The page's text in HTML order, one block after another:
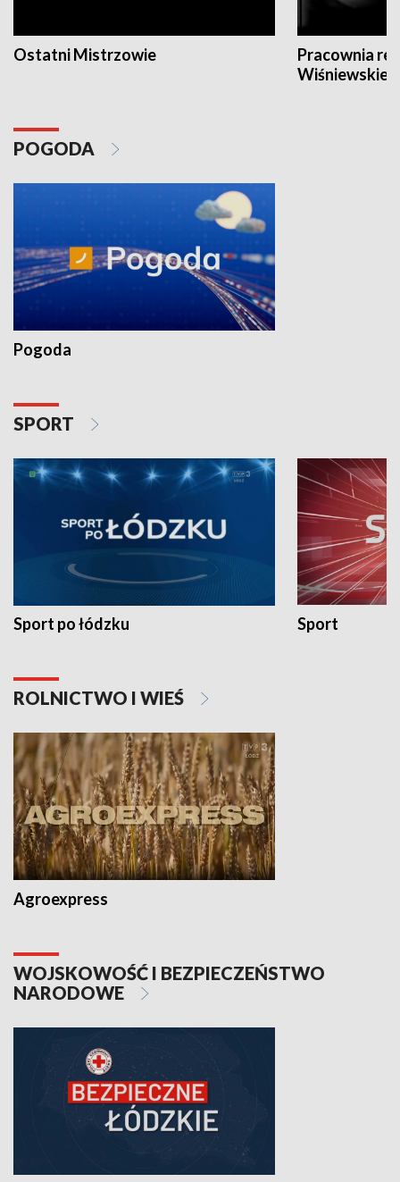
Ostatni Mistrzowie
Pracownia
POGODA
Pogoda
SPORT
Sport po łódzku Sport
ROLNICTWO I WIEŚ
Agroexpress
WOJSKOWOŚĆ I BEZPIECZEŃSTWO
NARODOWE